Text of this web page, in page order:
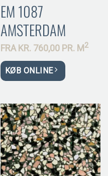
EM 1087
AMSTERDAM
FRA KR. 760,00 PR. M2
KØB ONLINE